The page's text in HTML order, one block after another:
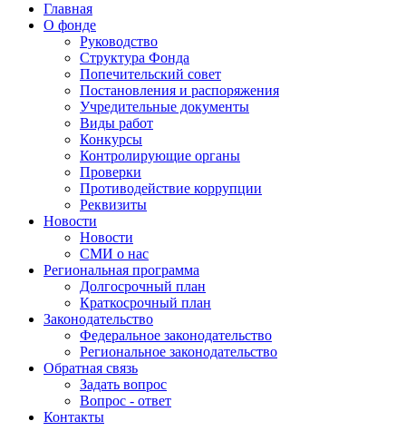
Главная
О фонде
Руководство
Структура Фонда
Попечительский совет
Постановления и распоряжения
Учредительные документы
Виды работ
Конкурсы
Контролирующие органы
Проверки
Противодействие коррупции
Реквизиты
Новости
Новости
СМИ о нас
Региональная программа
Долгосрочный план
Краткосрочный план
Законодательство
Федеральное законодательство
Региональное законодательство
Обратная связь
Задать вопрос
Вопрос - ответ
Контакты